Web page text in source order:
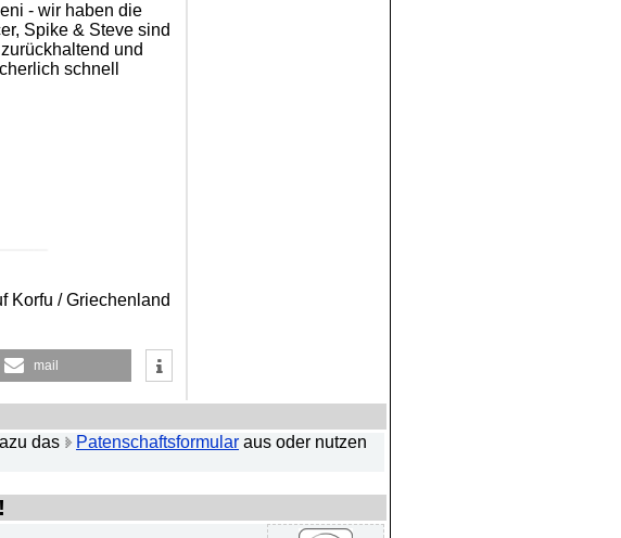
- wir haben die
Spike & Steve sind
und
schnell
Korfu / Griechenland
mail
das Patenschaftsformular aus oder nutzen